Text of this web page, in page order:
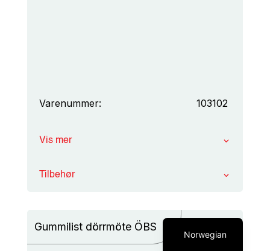
Varenummer: 103102
Vis mer
Tilbehør
Gummilist dörrmöte ÖBS
Norwegian